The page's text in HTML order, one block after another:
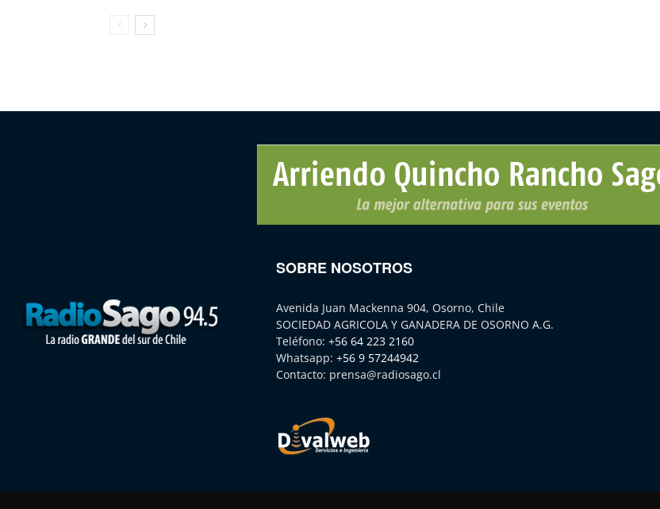
SOBRE NOSOTROS
Avenida Juan Mackenna 904, Osorno, Chile
SOCIEDAD AGRICOLA Y GANADERA DE OSORNO A.G.
Teléfono: +56 64 223 2160
Whatsapp: +56 9 57244942
Contacto: prensa@radiosago.cl